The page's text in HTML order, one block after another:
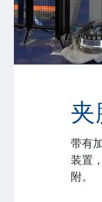
夹
带有
装置
附。